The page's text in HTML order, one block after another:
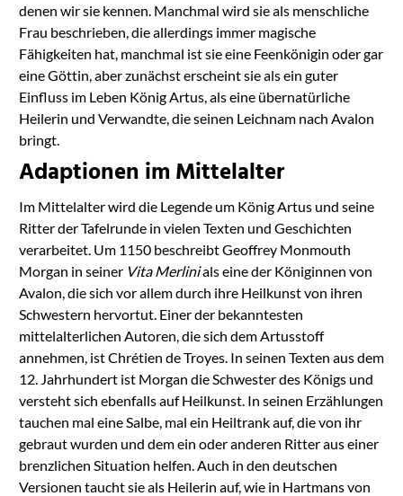
denen wir sie kennen. Manchmal wird sie als menschliche
Frau beschrieben, die allerdings immer magische
Fähigkeiten hat, manchmal ist sie eine Feenkönigin oder gar
eine Göttin, aber zunächst erscheint sie als ein guter
Einfluss im Leben König Artus, als eine übernatürliche
Heilerin und Verwandte, die seinen Leichnam nach Avalon
bringt.
Adaptionen im Mittelalter
Im Mittelalter wird die Legende um König Artus und seine
Ritter der Tafelrunde in vielen Texten und Geschichten
verarbeitet. Um 1150 beschreibt Geoffrey Monmouth
Morgan in seiner Vita Merlinials eine der Königinnen von
Avalon, die sich vor allem durch ihre Heilkunst von ihren
Schwestern hervortut. Einer der bekanntesten
mittelalterlichen Autoren, die sich dem Artusstoff
annehmen, ist Chrétien de Troyes. In seinen Texten aus dem
12. Jahrhundert ist Morgan die Schwester des Königs und
versteht sich ebenfalls auf Heilkunst. In seinen Erzählungen
tauchen mal eine Salbe, mal ein Heiltrank auf, die von ihr
gebraut wurden und dem ein oder anderen Ritter aus einer
brenzlichen Situation helfen. Auch in den deutschen
Versionen taucht sie als Heilerin auf, wie in Hartmans von